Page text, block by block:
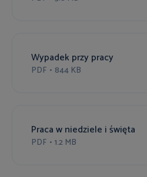
Wypadek przy pracy
PDF • 844 KB
Praca w niedziele i święta
PDF • 1.2 MB